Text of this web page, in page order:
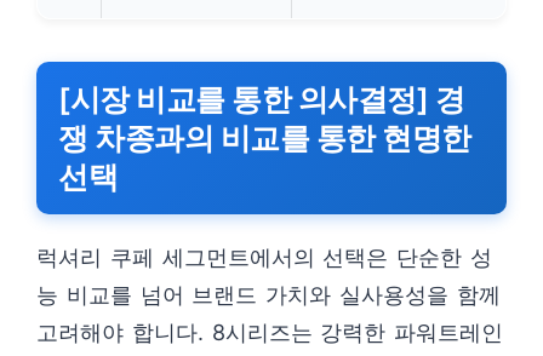
[시장 비교를 통한 의사결정] 경
쟁 차종과의 비교를 통한 현명한
선택
럭셔리 쿠페 세그먼트에서의 선택은 단순한 성
능 비교를 넘어 브랜드 가치와 실사용성을 함께
고려해야 합니다. 8시리즈는 강력한 파워트레인